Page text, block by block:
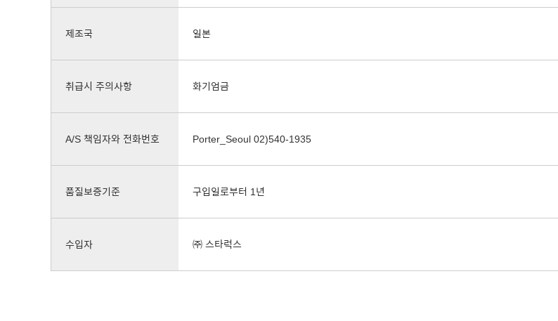
제조국 일본
취급시 주의사항 화기엄금
A/S 책임자와 전화번호 Porter_Seoul 02)540-1935
품질보증기준 구입일로부터 1년
수입자 ㈜ 스타럭스